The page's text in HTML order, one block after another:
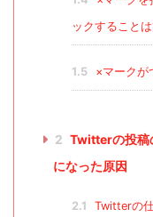
ックすること
1.5 ×マークが
2 Twitterの投稿
になった原因
2.1 Twitterの